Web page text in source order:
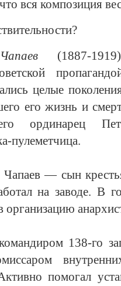
вся композиция
(1887-
целые
его жизнь и
ординарец
пулеметчица.
— сын
на заводе. В
организацию
138-го
помогал